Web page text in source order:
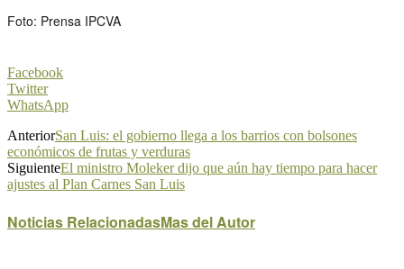
Foto: Prensa IPCVA
Facebook
Twitter
WhatsApp
AnteriorSan Luis: el gobierno llega a los barrios con bolsones
económicos de frutas y verduras
SiguienteEl ministro Moleker dijo que aún hay tiempo para hacer
ajustes al Plan Carnes San Luis
Noticias RelacionadasMas del Autor